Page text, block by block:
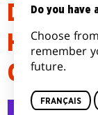
DÉTAILS
HORS-
MTG Arena 25
Do you have
Choose
remember
future.
FRANÇAIS